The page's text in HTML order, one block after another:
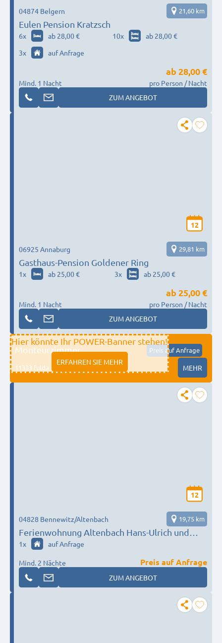
Eulen Pension Kratzsch
04874 Belgern 21,60 km
6x ab 28,00 € 10x
ab 28,00 €
3x auf Anfrage
Mind. 1 Nacht
ab 28,00 €
pro Person / Nacht
ZUM ANGEBOT
12
Gasthaus-Pension Goldener Ring
06925 Annaburg 29,81 km
1x ab 25,00 € 3x ab 25,00 €
Mind. 1 Nacht
ab 25,00 €
pro Person / Nacht
ZUM ANGEBOT
Hier könnte Ihr POWER-Banner stehen!
ERFAHREN SIE MEHR
Monteurzimmer Preis auf Anfrage
11333 fulda MEHR
12
Ferienwohnung Altenbach Hans-Ulrich und
Petra Gafert
04828 Bennewitz/Altenbach 19,75 km
1x auf Anfrage
Mind. 2 Nächte
Preis auf Anfrage
ZUM ANGEBOT